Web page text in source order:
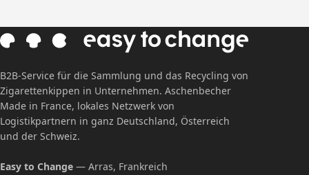
B2B-Service für die Sammlung und das Recycling von
Zigarettenkippen in Unternehmen. Aschenbecher
Made in France, lokales Netzwerk von
Logistikpartnern in ganz Deutschland, Österreich
und der Schweiz.
Easy to Change — Arras, Frankreich